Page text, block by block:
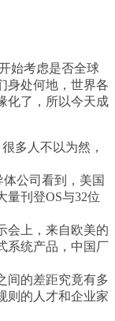
始考虑是否全球
身处何地，世界各
化了，所以今天成
多人不以为然，
体公司看到，美国
量刊登OS与32位
会上，来自欧美的
系统产品，中国厂
间的差距究竟有多
则的人才和企业家